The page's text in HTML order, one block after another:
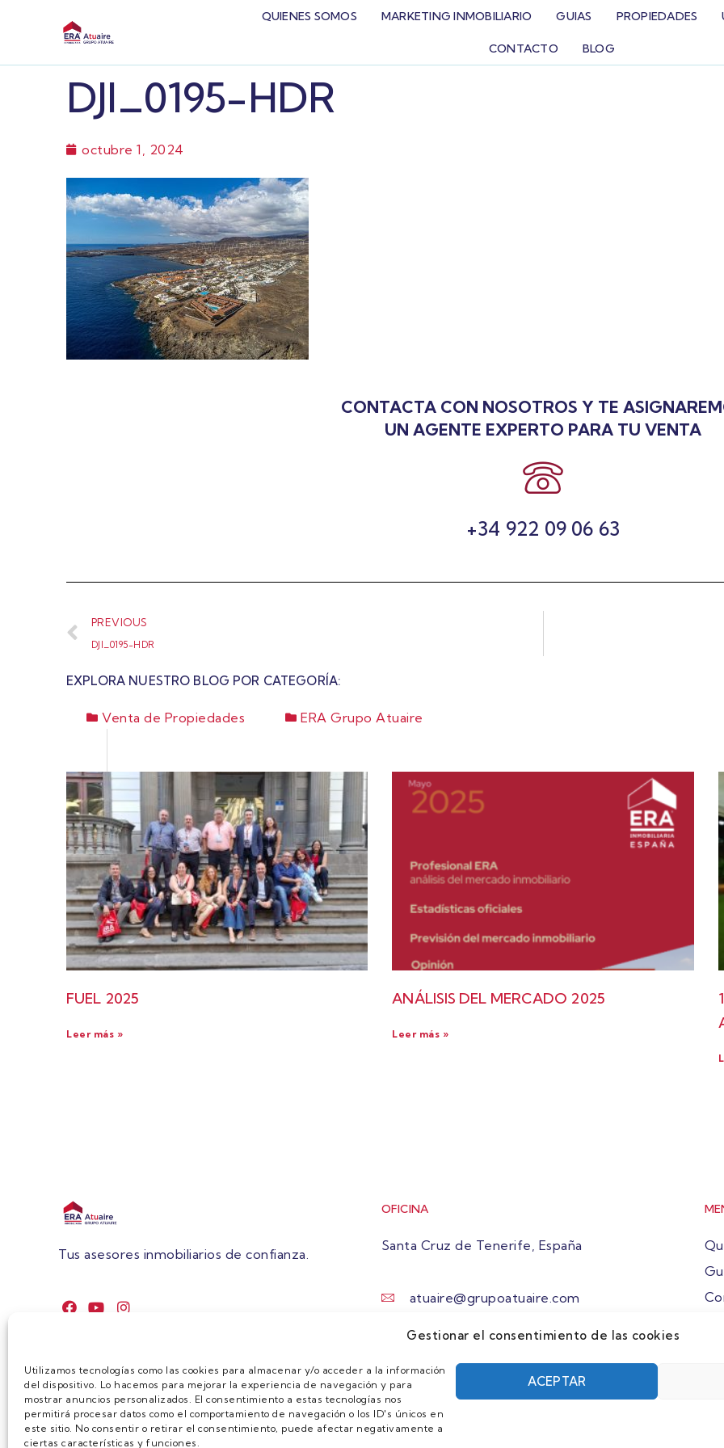
Gestionar el consentimiento de las cookies
Utilizamos tecnologías como las cookies para almacenar y/o acceder a la información
del dispositivo. Lo hacemos para mejorar la experiencia de navegación y para
mostrar anuncios personalizados. El consentimiento a estas tecnologías nos
permitirá procesar datos como el comportamiento de navegación o los ID's únicos en
este sitio. No consentir o retirar el consentimiento, puede afectar negativamente a
ciertas características y funciones.
ACEPTAR
QUIENES SOMOS MARKETING INMOBILIARIO GUIAS PROPIEDADES
CONTACTO BLOG
DJI_0195-HDR
octubre 1, 2024
CONTACTA CON NOSOTROS Y TE
UN AGENTE EXPERTO PARA TU VENTA
+34 922 09 06 63
PREVIOUS
DJI_0195-HDR
EXPLORA NUESTRO BLOG POR CATEGORÍA:
Venta de Propiedades ERA Grupo Atuaire
FUEL 2025
Leer más »
ANÁLISIS DEL MERCADO 2025
Leer más »
Tus asesores inmobiliarios de confianza.
OFICINA
Santa Cruz de Tenerife, España
atuaire@grupoatuaire.com